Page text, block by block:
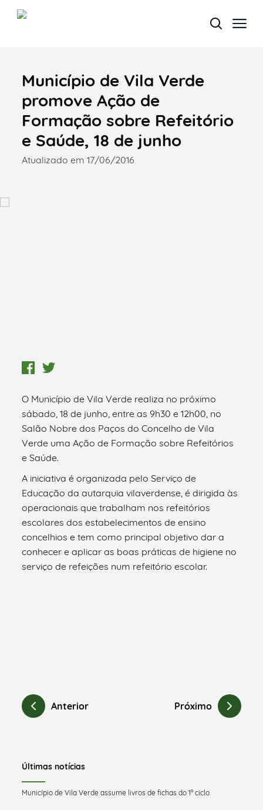
Termo de Pesquisa
Categorias gerais
Município de Vila Verde
promove Ação de
Formação sobre Refeitório
e Saúde, 18 de junho
Atualizado em 17/06/2016
O Município de Vila Verde realiza no próximo
sábado, 18 de junho, entre as 9h30 e 12h00, no
Salão Nobre dos Paços do Concelho de Vila
Verde uma Ação de Formação sobre Refeitórios
e Saúde.
A iniciativa é organizada pelo Serviço de
Educação da autarquia vilaverdense, é dirigida às
operacionais que trabalham nos refeitórios
escolares dos estabelecimentos de ensino
concelhios e tem como principal objetivo dar a
conhecer e aplicar as boas práticas de higiene no
serviço de refeições num refeitório escolar.
Anterior Próximo
Últimas notícias
Município de Vila Verde assume livros de fichas do 1º ciclo